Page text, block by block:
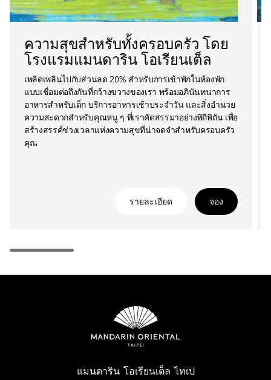
ความสุขสำหรับทั้งครอบครัว โดย
โรงแรมแมนดาริน โอเรียนเต็ล
เพลิดเพลินไปกับส่วนลด 20% สำหรับการเข้าพักในห้องพัก
แบบเชื่อมต่อถึงกันที่กว้างขวางของเรา พร้อมอภินันทนาการ
อาหารสำหรับเด็ก บริการอาหารเช้าประจำวัน และสิ่งอำนวย
ความสะดวกสำหรับคุณหนู ๆ ที่เราคัดสรรมาอย่างพิถีพิถัน เพื่อ
สร้างสรรค์ช่วงเวลาแห่งความสุขที่น่าจดจำสำหรับครอบครัว
คุณ
รายละเอียด จอง
แมนดาริน โอเรียนเต็ล ไทเป